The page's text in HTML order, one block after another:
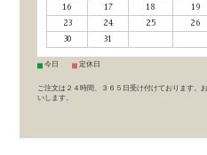
16
17 18 19
23
24 25 26
30
31
■ 今日 ■ 定休日
ご注文は２４時間、３６５日受け付けております。
いします。